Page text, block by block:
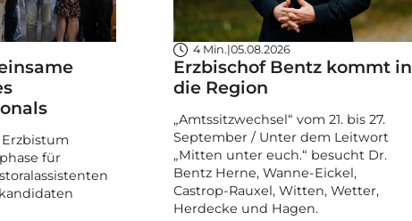
für
4 Min.|05.08.2026
Erzbischof Bentz kommt in
die Region
„Amtssitzwechsel“ vom 21. bis 27.
September / Unter dem Leitwort
„Mitten unter euch.“ besucht Dr.
Bentz Herne, Wanne-Eickel,
Castrop-Rauxel, Witten, Wetter,
Herdecke und Hagen.